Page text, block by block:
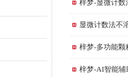
梓梦-显微计数
显微计数法不
梓梦-多功能颗
梓梦-AI智能辅